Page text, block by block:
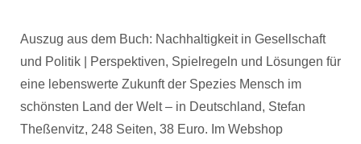
Auszug aus dem Buch: Nachhaltigkeit in Gesellschaft
und Politik | Perspektiven, Spielregeln und Lösungen für
eine lebenswerte Zukunft der Spezies Mensch im
schönsten Land der Welt – in Deutschland, Stefan
Theßenvitz, 248 Seiten, 38 Euro. Im Webshop